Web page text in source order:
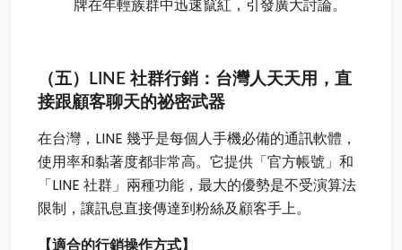
牌在年輕族群中迅速竄紅，引發廣大討論。
（五）LINE 社群行銷：台灣人天天用，直
接跟顧客聊天的祕密武器
在台灣，LINE 幾乎是每個人手機必備的通訊軟體，
使用率和黏著度都非常高。它提供「官方帳號」和
「LINE 社群」兩種功能，最大的優勢是不受演算法
限制，讓訊息直接傳達到粉絲及顧客手上。
【適合的行銷操作方式】